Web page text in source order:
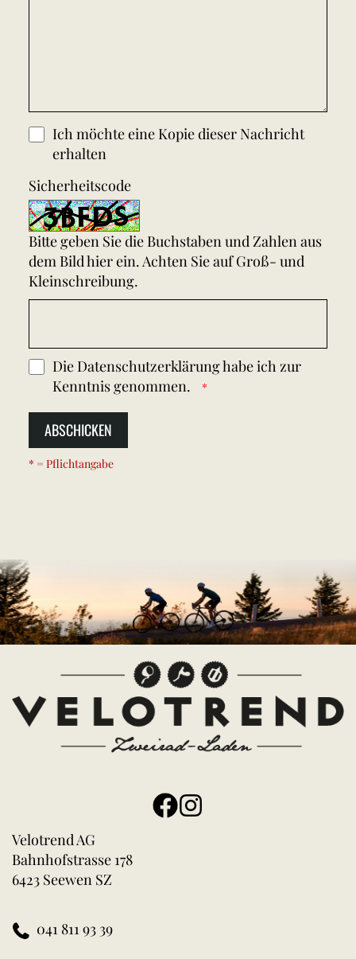
Ich möchte eine Kopie dieser Nachricht
erhalten
Sicherheitscode
Bitte geben Sie die Buchstaben und Zahlen aus
dem Bild hier ein. Achten Sie auf Groß- und
Kleinschreibung.
Die Datenschutzerklärunghabe ich zur
Kenntnis genommen.
ABSCHICKEN
* = Pflichtangabe
Velotrend AG
Bahnhofstrasse 178
6423 Seewen SZ
041 811 93 39